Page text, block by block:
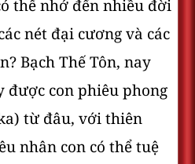
thể nhớ đến nhiều đời
nét đại cương và các
Bạch Thế Tôn, nay
được con phiêu phong
từ đâu, với thiên
nhân con có thể tuệ